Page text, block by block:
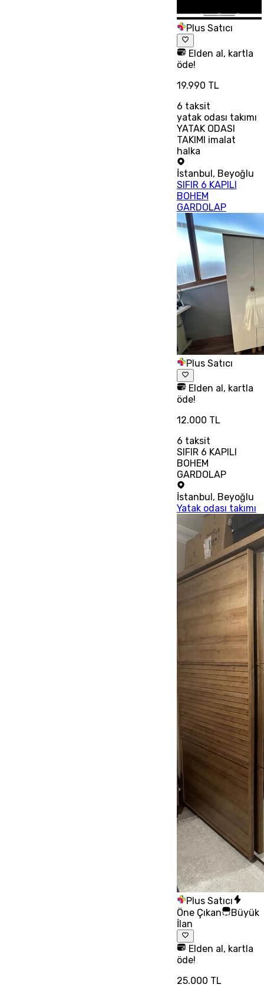
Plus Satıcı
Elden al, kartla
öde!
19.990 TL
6 taksit
yatak odası takımı
YATAK ODASI
TAKIMI imalat
halka
İstanbul, Beyoğlu
SIFIR 6 KAPILI
BOHEM
GARDOLAP
Plus Satıcı
Elden al, kartla
öde!
12.000 TL
6 taksit
SIFIR 6 KAPILI
BOHEM
GARDOLAP
İstanbul, Beyoğlu
Yatak odası takımı
Plus Satıcı
Öne Çıkan
Büyük
İlan
Elden al, kartla
öde!
25.000 TL